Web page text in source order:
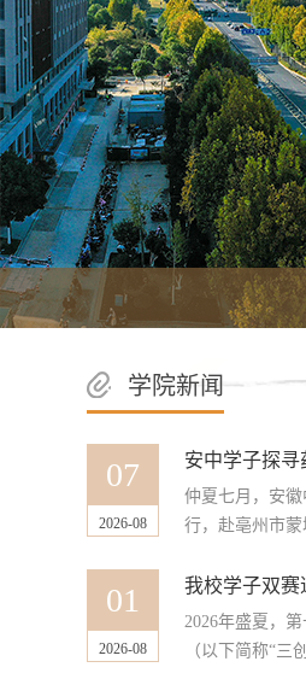
学院新闻
07
2026-08
仲夏七月，安
行，赴亳州市
01
2026-08
2026年盛夏，
（以下简称“三